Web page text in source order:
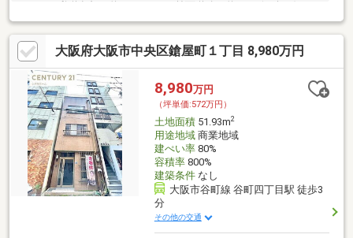
更地 ＊確定測量済み■周辺環境＊ライフ空堀店まで約240ｍ(徒歩
約3分) ＊空堀商店街まで約60ｍ(徒歩約1分)＊セブンイレブン大
阪谷町7丁目店まで約240ｍ(徒歩約3分) ＊ファミリーマート谷町
七丁目店まで約290ｍ(徒歩約4分)＊大阪市立中央小学校まで約420
ｍ(徒歩約6分) ＊大阪市立上町中学校まで約620ｍ(徒歩約8分)■
交通アクセス大阪メトロ谷町線「谷町六丁目」駅まで約徒歩5分
大阪府大阪市中央区鎗屋町１丁目 8,980万円
8,980万円
（坪単価:572万円）
土地面積51.93m2
用途地域商業地域
建ぺい率80%
容積率800%
建築条件なし
大阪市谷町線 谷町四丁目駅 徒歩3
分
その他の交通